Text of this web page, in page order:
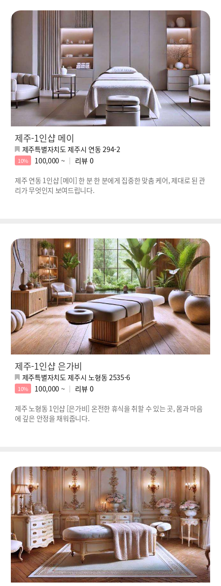
제주-1인샵 메이
제주특별자치도 제주시 연동 294-2
10% 100,000 ~ 리뷰 0
제주 연동 1인샵 [메이] 한 분 한 분에게 집중한 맞춤 케어, 제대로 된 관
리가 무엇인지 보여드립니다.
제주-1인샵 은가비
제주특별자치도 제주시 노형동 2535-6
10% 100,000 ~ 리뷰 0
제주 노형동 1인샵 [은가비] 온전한 휴식을 취할 수 있는 곳, 몸과 마음
에 깊은 안정을 채워줍니다.